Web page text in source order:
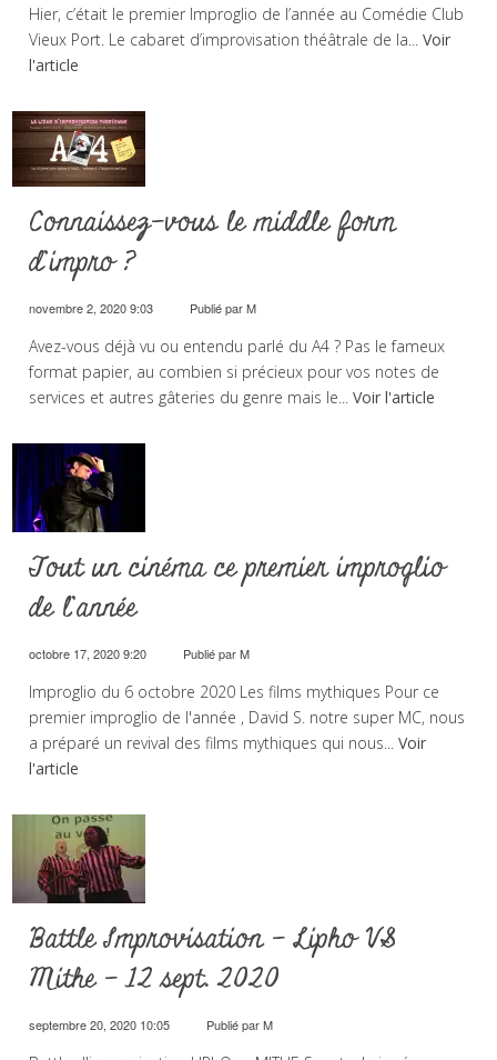
Hier, c’était le premier Improglio de l’année au Comédie Club
Vieux Port. Le cabaret d’improvisation théâtrale de la...Voir
l'article
Connaissez-vous le middle form
d’impro ?
novembre 2, 2020 9:03 Publié parM
Avez-vous déjà vu ou entendu parlé du A4 ? Pas le fameux
format papier, au combien si précieux pour vos notes de
services et autres gâteries du genre mais le...Voir l'article
Tout un cinéma ce premier improglio
de l’année
octobre 17, 2020 9:20 Publié parM
Improglio du 6 octobre 2020 Les films mythiques Pour ce
premier improglio de l'année , David S. notre super MC, nous
a préparé un revival des films mythiques qui nous...Voir
l'article
Battle Improvisation – Lipho VS
Mithe – 12 sept. 2020
septembre 20, 2020 10:05 Publié parM